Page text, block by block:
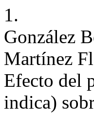
1.
González
Martínez
Efecto del
indica)